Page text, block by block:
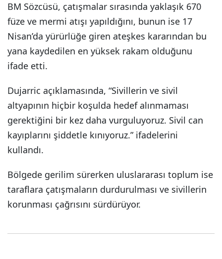
BM Sözcüsü, çatışmalar sırasında yaklaşık 670
füze ve mermi atışı yapıldığını, bunun ise 17
Nisan’da yürürlüğe giren ateşkes kararından bu
yana kaydedilen en yüksek rakam olduğunu
ifade etti.
Dujarric açıklamasında, “Sivillerin ve sivil
altyapının hiçbir koşulda hedef alınmaması
gerektiğini bir kez daha vurguluyoruz. Sivil can
kayıplarını şiddetle kınıyoruz.” ifadelerini
kullandı.
Bölgede gerilim sürerken uluslararası toplum ise
taraflara çatışmaların durdurulması ve sivillerin
korunması çağrısını sürdürüyor.